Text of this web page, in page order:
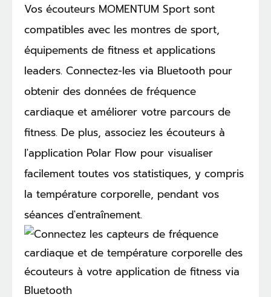
Vos écouteurs MOMENTUM Sport sont
compatibles avec les montres de sport,
équipements de fitness et applications
leaders. Connectez-les via Bluetooth pour
obtenir des données de fréquence
cardiaque et améliorer votre parcours de
fitness. De plus, associez les écouteurs à
l'application Polar Flow pour visualiser
facilement toutes vos statistiques, y compris
la température corporelle, pendant vos
séances d'entraînement.